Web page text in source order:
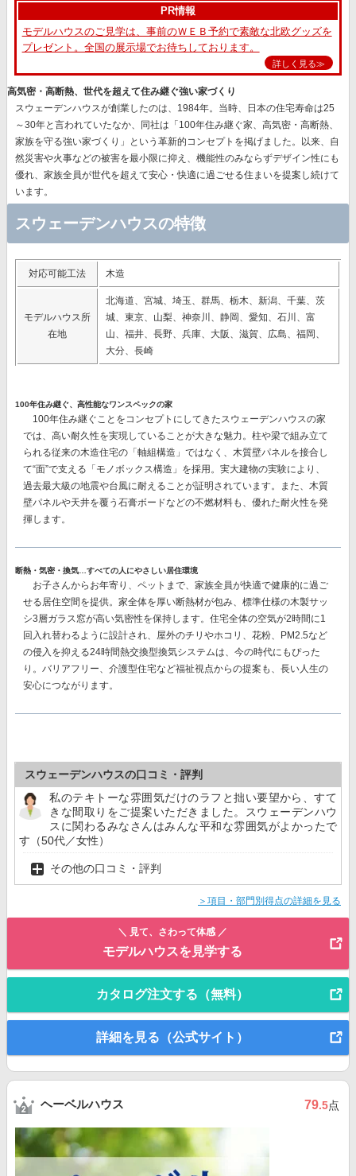
PR情報
モデルハウスのご見学は、事前のＷＥＢ予約で素敵な北欧グッズを
プレゼント。全国の展示場でお待ちしております。
詳しく見る≫
高気密・高断熱、世代を超えて住み継ぐ強い家づくり
スウェーデンハウスが創業したのは、1984年。当時、日本の住宅寿命は25
～30年と言われていたなか、同社は 「100年住み継ぐ家、高気密・高断熱、
家族を守る強い家づくり」
という革新的コンセプトを掲げました。以来、自
然災害や火事などの被害を最小限に抑え、機能性のみならずデザイン性にも
優れ、 家族全員が世代を超えて安心・快適に過ごせる住まいを提案 し続けて
います。
スウェーデンハウスの特徴
対応可能工法 木造
モデルハウス所
在地
北海道、宮城、埼玉、群馬、栃木、新潟、千葉、茨
城、東京、山梨、神奈川、静岡、愛知、石川、富
山、福井、長野、兵庫、大阪、滋賀、広島、福岡、
大分、長崎
100年住み継ぐ、高性能なワンスペックの家
100年住み継ぐことをコンセプトにしてきたスウェーデンハウスの家
では、 高い耐久性を実現していることが大きな魅力。柱や梁で組み立て
られる従来の木造住宅の「軸組構造」ではなく、 木質壁パネルを接合し
て“面”で支える「モノボックス構造」を採用。 実大建物の実験により、
過去最大級の地震や台風に耐えることが証明されています。また、木質
壁パネルや天井を覆う石膏ボードなどの不燃材料も、優れた耐火性を発
揮します。
断熱・気密・換気…すべての人にやさしい居住環境
お子さんからお年寄り、ペットまで、家族全員が快適で健康的に過ご
せる居住空間を提供。家全体を厚い断熱材が包み、 標準仕様の木製サッ
シ3層ガラス窓が高い気密性を保持します。住宅全体の空気が2時間に1
回入れ替わるように設計され、屋外のチリやホコリ、花粉、PM2.5など
の侵入を抑える24時間熱交換型換気システムは、今の時代にもぴった
り。バリアフリー、介護型住宅など福祉視点からの提案も、長い人生の
安心につながります。
スウェーデンハウスの口コミ・評判
私のテキトーな雰囲気だけのラフと拙い要望から、すて
きな間取りをご提案いただきました。スウェーデンハウ
スに関わるみなさんはみんな平和な雰囲気がよかったで
す（50代／女性）
その他の口コミ・評判
＞項目・部門別得点の詳細を見る
＼ 見て、さわって体感 ／
モデルハウスを見学する
カタログ注文する（無料）
詳細を見る（公式サイト）
ヘーベルハウス 79.5点